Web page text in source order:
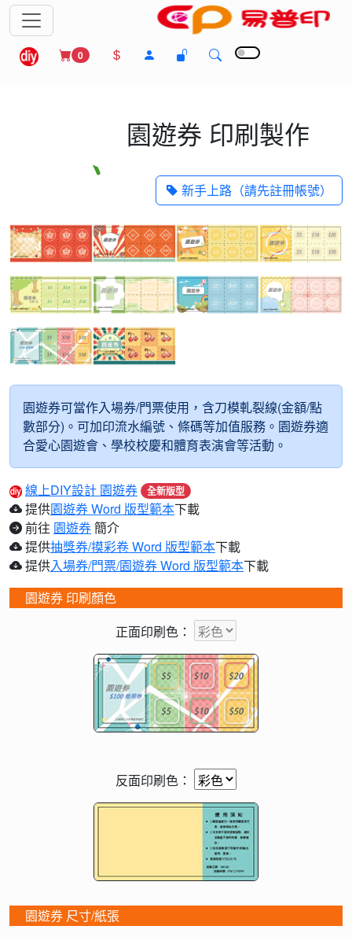
0
園遊券 印刷製作
新手上路（請先註冊帳號）
園遊券可當作入場券/門票使用，含刀模軋裂線(金額/點
數部分)。可加印流水編號、條碼等加值服務。園遊券適
合愛心園遊會、學校校慶和體育表演會等活動。
線上DIY設計 園遊券 全新版型
提供園遊券 Word 版型範本下載
前往 園遊券簡介
提供抽獎券/摸彩卷 Word 版型範本下載
提供入場券/門票/園遊券 Word 版型範本下載
園遊券 印刷顏色
正面印刷色：
反面印刷色：
園遊券 尺寸/紙張